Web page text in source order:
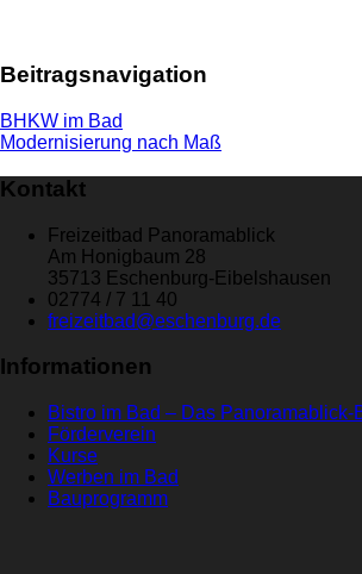
Beitragsnavigation
BHKW im Bad
Modernisierung nach Maß
Kontakt
Freizeitbad Panoramablick
Am Honigbaum 28
35713 Eschenburg-Eibelshausen
02774 / 7 11 40
freizeitbad@eschenburg.de
Informationen
Bistro im Bad – Das Panoramablick-
Förderverein
Kurse
Werben im Bad
Bauprogramm